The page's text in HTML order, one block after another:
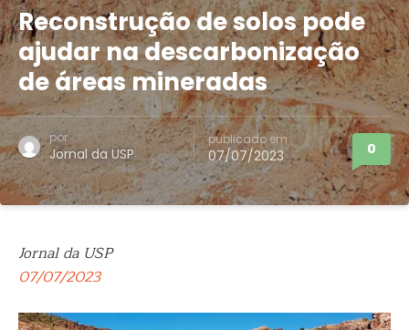
Reconstrução de solos pode
ajudar na descarbonização
de áreas mineradas
por
Jornal da USP
publicado em
07/07/2023 0
Jornal da USP
07/07/2023